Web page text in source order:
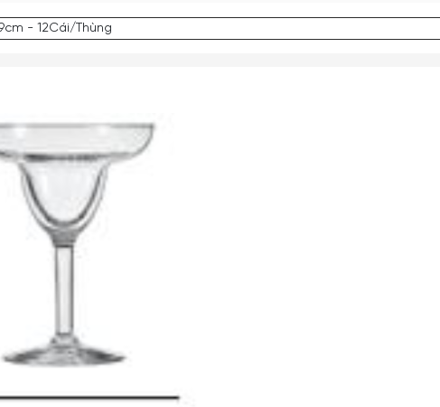
- 12Cái/Thùng